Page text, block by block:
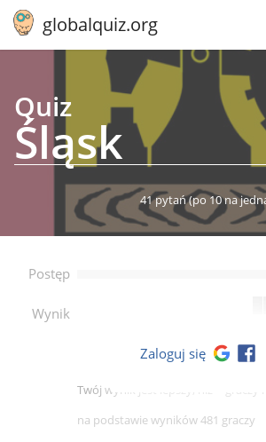
globalquiz.org
Quiz
Śląsk
41 pytań(po 10 na
Postęp
Wynik --
Twój wynik jest lepszy, niż -- graczy
na podstawie wyników 481 graczy
Zaloguj się